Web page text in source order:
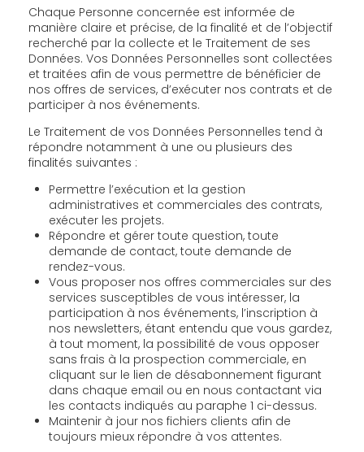
Chaque Personne concernée est informée de
manière claire et précise, de la finalité et de l’objectif
recherché par la collecte et le Traitement de ses
Données. Vos Données Personnelles sont collectées
et traitées afin de vous permettre de bénéficier de
nos offres de services, d’exécuter nos contrats et de
participer à nos événements.
Le Traitement de vos Données Personnelles tend à
répondre notamment à une ou plusieurs des
finalités suivantes :
Permettre l’exécution et la gestion
administratives et commerciales des contrats,
exécuter les projets.
Répondre et gérer toute question, toute
demande de contact, toute demande de
rendez-vous.
Vous proposer nos offres commerciales sur des
services susceptibles de vous intéresser, la
participation à nos événements, l’inscription à
nos newsletters, étant entendu que vous gardez,
à tout moment, la possibilité de vous opposer
sans frais à la prospection commerciale, en
cliquant sur le lien de désabonnement figurant
dans chaque email ou en nous contactant via
les contacts indiqués au paraphe 1 ci-dessus.
Maintenir à jour nos fichiers clients afin de
toujours mieux répondre à vos attentes.